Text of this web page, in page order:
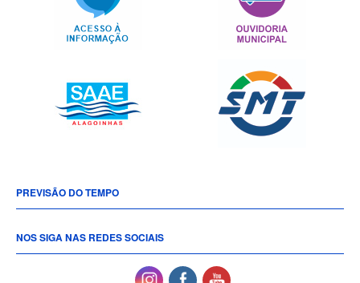
PREVISÃO DO TEMPO
NOS SIGA NAS REDES SOCIAIS